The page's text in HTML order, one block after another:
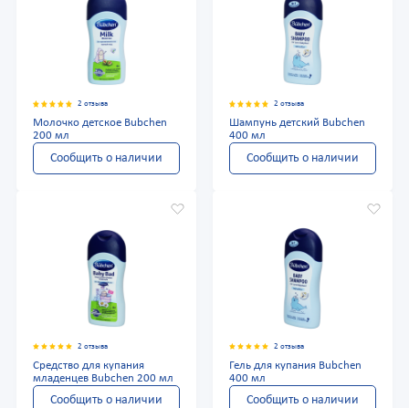
2 отзыва
Молочко детское Bubchen
200 мл
Сообщить о наличии
2 отзыва
Шампунь детский Bubchen
400 мл
Сообщить о наличии
2 отзыва
Средство для купания
младенцев Bubchen 200 мл
Сообщить о наличии
2 отзыва
Гель для купания Bubchen
400 мл
Сообщить о наличии